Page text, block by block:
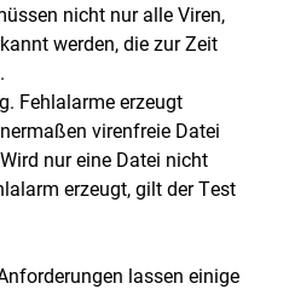
nicht nur alle Viren,
werden, die zur Zeit
Fehlalarme erzeugt
virenfreie Datei
nur eine Datei nicht
erzeugt, gilt der Test
lassen einige